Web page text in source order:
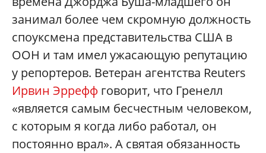
занимал более чем скромную должность
споуксмена представительства США в
ООН и там имел ужасающую репутацию
у репортеров. Ветеран агентства Reuters
Ирвин Эррефф говорит, что Гренелл
«является самым бесчестным человеком,
с которым я когда либо работал, он
постоянно врал». А святая обязанность